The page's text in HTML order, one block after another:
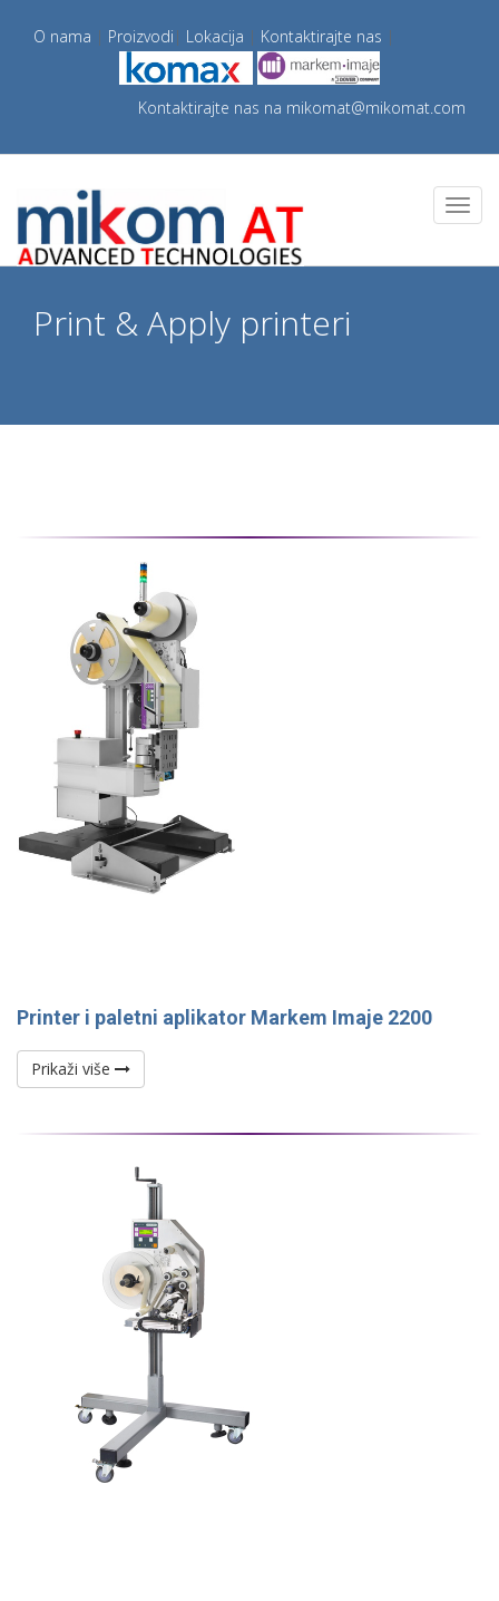
O nama | Proizvodi | Lokacija | Kontaktirajte nas |
Kontaktirajte nas na mikomat@mikomat.com
Print & Apply printeri
Printer i paletni aplikator Markem Imaje 2200
Prikaži više